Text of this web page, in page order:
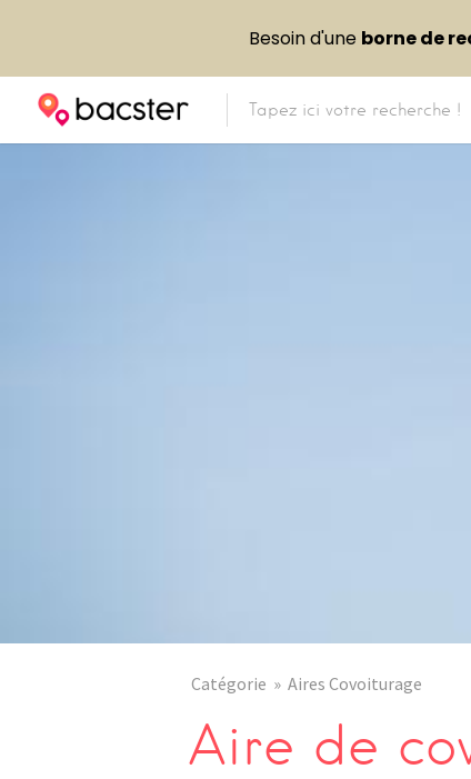
Catégorie Aires Covoiturage
Aire de
Besoin d'une borne de